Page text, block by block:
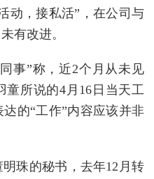
动，接私活”，在公司与
有改进。
事”称，近2个月从未见
所说的4月16日当天工
的“工作”内容应该并非
珠的秘书，去年12月转